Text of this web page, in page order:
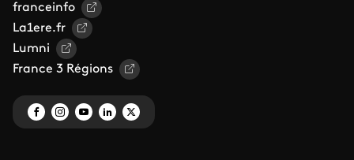
franceinfo
La1ere.fr
Lumni
France 3 Régions